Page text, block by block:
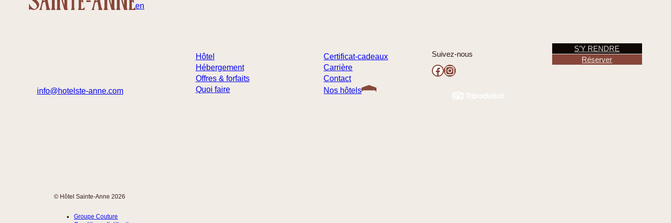
en
info@hotelste-anne.com
Hôtel
Hébergement
Offres & forfaits
Quoi faire
Certificat-cadeaux
Carrière
Contact
Nos hôtels
Suivez-nous
Facebook Instagram
S’Y RENDRE
Réserver
© Hôtel Sainte-Anne 2026
Groupe Couture